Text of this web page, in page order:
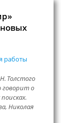
работы
Толстого
говорит о
Николая